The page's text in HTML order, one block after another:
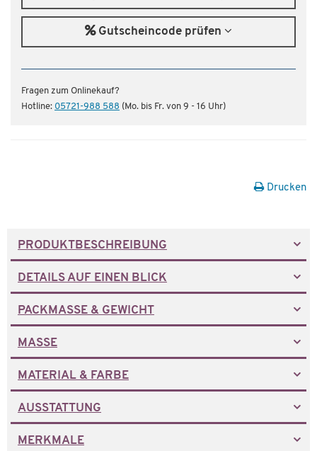
Gutscheincode prüfen
Fragen zum Onlinekauf?
Hotline: 05721-988 588 (Mo. bis Fr. von 9 - 16 Uhr)
Drucken
PRODUKTBESCHREIBUNG
DETAILS AUF EINEN BLICK
PACKMASSE & GEWICHT
MASSE
MATERIAL & FARBE
AUSSTATTUNG
MERKMALE